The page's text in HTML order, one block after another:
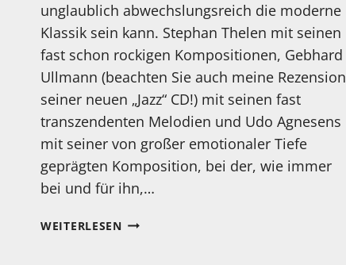
unglaublich abwechslungsreich die moderne
Klassik sein kann. Stephan Thelen mit seinen
fast schon rockigen Kompositionen, Gebhard
Ullmann (beachten Sie auch meine Rezension
seiner neuen „Jazz“ CD!) mit seinen fast
transzendenten Melodien und Udo Agnesens
mit seiner von großer emotionaler Tiefe
geprägten Komposition, bei der, wie immer
bei und für ihn,…
WEITERLESENMEIN